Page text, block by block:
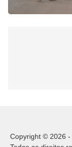
Copyright © 2026 -